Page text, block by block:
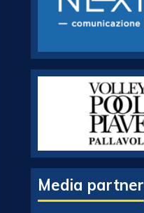
Media partner